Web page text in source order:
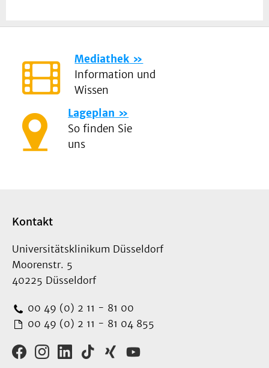
Mediathek
Information und
Wissen
Lageplan
So finden Sie
uns
Kontakt
Universitätsklinikum Düsseldorf
Moorenstr. 5
40225 Düsseldorf
00 49 (0) 2 11 - 81 00
00 49 (0) 2 11 - 81 04 855